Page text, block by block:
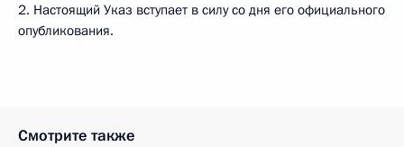
2. Настоящий Указ вступает в силу со дня его официального
опубликования.
Смотрите также